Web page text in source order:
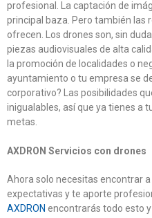
profesional. La captación de
principal baza. Pero también las
ofrecen. Los drones son, sin
piezas audiovisuales de alta
la promoción de localidades o
ayuntamiento o tu empresa se
corporativo? Las posibilidades
inigualables, así que ya tienes a
metas.
AXDRON Servicios con drones
Ahora solo necesitas encontrar
expectativas y te aporte
AXDRON encontrarás todo esto